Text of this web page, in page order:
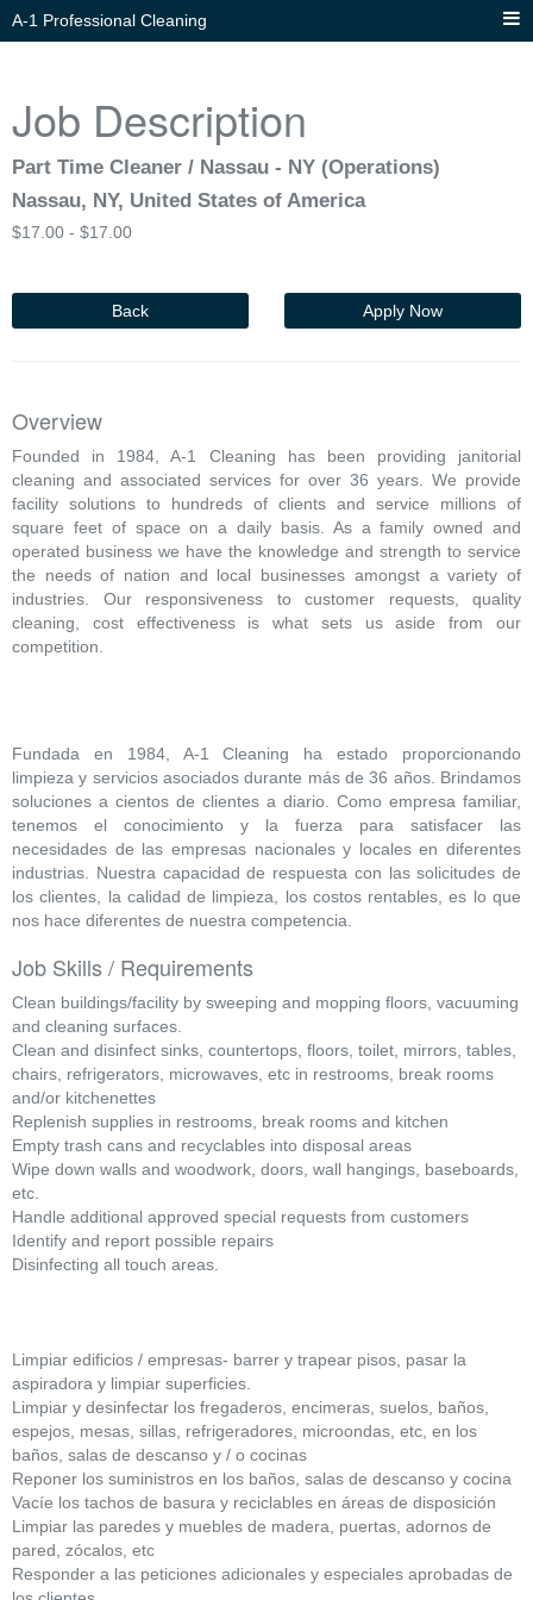
A-1 Professional Cleaning
Job Description
Part Time Cleaner / Nassau - NY (Operations)
Nassau, NY, United States of America
$17.00 - $17.00
Back Apply Now
Overview
Founded in 1984, A-1 Cleaning has been providing janitorial
cleaning and associated services for over 36 years. We provide
facility solutions to hundreds of clients and service millions of
square feet of space on a daily basis. As a family owned and
operated business we have the knowledge and strength to service
the needs of nation and local businesses amongst a variety of
industries. Our responsiveness to customer requests, quality
cleaning, cost effectiveness is what sets us aside from our
competition.
Fundada en 1984, A-1 Cleaning ha estado proporcionando
limpieza y servicios asociados durante más de 36 años. Brindamos
soluciones a cientos de clientes a diario. Como empresa familiar,
tenemos el conocimiento y la fuerza para satisfacer las
necesidades de las empresas nacionales y locales en diferentes
industrias. Nuestra capacidad de respuesta con las solicitudes de
los clientes, la calidad de limpieza, los costos rentables, es lo que
nos hace diferentes de nuestra competencia.
Job Skills / Requirements
Clean buildings/facility by sweeping and mopping floors, vacuuming
and cleaning surfaces.
Clean and disinfect sinks, countertops, floors, toilet, mirrors, tables,
chairs, refrigerators, microwaves, etc in restrooms, break rooms
and/or kitchenettes
Replenish supplies in restrooms, break rooms and kitchen
Empty trash cans and recyclables into disposal areas
Wipe down walls and woodwork, doors, wall hangings, baseboards,
etc.
Handle additional approved special requests from customers
Identify and report possible repairs
Disinfecting all touch areas.
Limpiar edificios / empresas- barrer y trapear pisos, pasar la
aspiradora y limpiar superficies.
Limpiar y desinfectar los fregaderos, encimeras, suelos, baños,
espejos, mesas, sillas, refrigeradores, microondas, etc, en los
baños, salas de descanso y / o cocinas
Reponer los suministros en los baños, salas de descanso y cocina
Vacíe los tachos de basura y reciclables en áreas de disposición
Limpiar las paredes y muebles de madera, puertas, adornos de
pared, zócalos, etc
Responder a las peticiones adicionales y especiales aprobadas de